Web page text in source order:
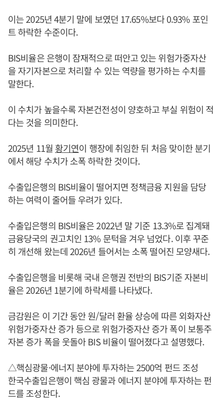
이는 2025년 4분기 말에 보였던 17.65%보다 0.93% 포인
트 하락한 수준이다.
BIS비율은 은행이 잠재적으로 떠안고 있는 위험가중자산
을 자기자본으로 처리할 수 있는 역량을 평가하는 수치를
말한다.
이 수치가 높을수록 자본건전성이 양호하고 부실 위험이 적
다는 것을 의미한다.
2025년 11월 황기연이 행장에 취임한 뒤 처음 맞이한 분기
에서 해당 수치가 소폭 하락한 것이다.
수출입은행의 BIS비율이 떨어지면 정책금융 지원을 담당
하는 여력이 줄어들 우려가 있다.
수출입은행의 BIS비율은 2022년 말 기준 13.3%로 집계돼
금융당국의 권고치인 13% 문턱을 겨우 넘었다. 이후 꾸준
히 개선해 왔는데 2026년 들어서는 소폭 떨어진 모양새다.
수출입은행을 비롯해 국내 은행권 전반의 BIS기준 자본비
율은 2026년 1분기에 하락세를 나타냈다.
금감원은 이 기간 동안 원/달러 환율 상승에 따른 외화자산
위험가중자산 증가 등으로 위험가중자산 증가 폭이 보통주
자본 증가 폭을 웃돌아 BIS 비율이 떨어졌다고 설명했다.
△핵심광물·에너지 분야에 투자하는 2500억 펀드 조성
한국수출입은행이 핵심 광물과 에너지 분야에 투자하는 펀
드를 조성한다.